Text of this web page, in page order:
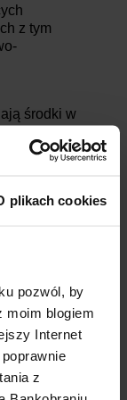
plikach cookies
pozwól, by
moim blogiem
Internet
z
z tym
środki w
jest za 0
z niego